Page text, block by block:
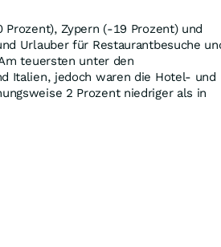
Zypern (-19 Prozent) und
Urlauber für Restaurantbesuche
teuersten unter den
Italien, jedoch waren die Hotel- und
2 Prozent niedriger als in